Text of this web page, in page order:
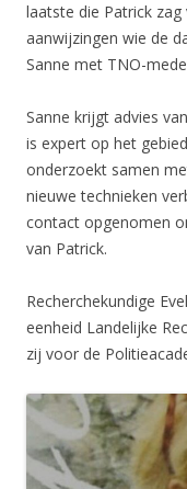
laatste die Patrick
aanwijzingen wie de
Sanne met TNO-
Sanne krijgt advies
is expert op het
onderzoekt samen
nieuwe technieken
contact opgenomen
van Patrick.
Recherchekundige
eenheid Landelijke
zij voor de